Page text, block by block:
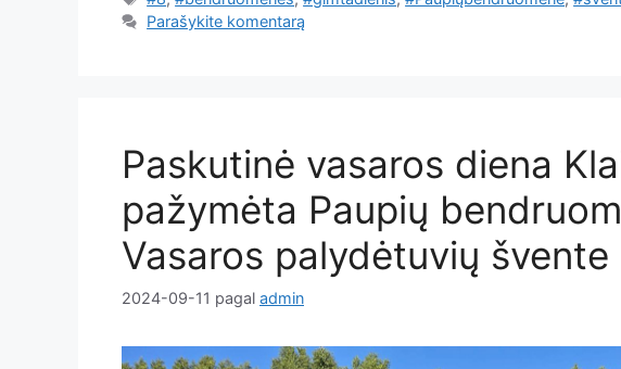
Parašykite komentarą
Paskutinė vasaros diena
pažymėta Paupių
Vasaros palydėtuvių švente
2024-09-11 pagal admin